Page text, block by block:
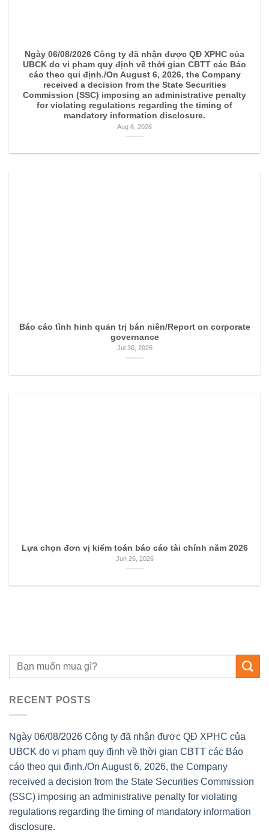
Ngày 06/08/2026 Công ty đã nhận được QĐ XPHC của
UBCK do vi pham quy định về thời gian CBTT các Báo
cáo theo qui định./On August 6, 2026, the Company
received a decision from the State Securities
Commission (SSC) imposing an administrative penalty
for violating regulations regarding the timing of
mandatory information disclosure.
Aug 6, 2026
Báo cáo tình hinh quản trị bán niên/Report on corporate
governance
Jul 30, 2026
Lựa chọn đơn vị kiểm toán báo cáo tài chính năm 2026
Jun 26, 2026
RECENT POSTS
Ngày 06/08/2026 Công ty đã nhận được QĐ XPHC của
UBCK do vi pham quy định về thời gian CBTT các Báo
cáo theo qui định./On August 6, 2026, the Company
received a decision from the State Securities Commission
(SSC) imposing an administrative penalty for violating
regulations regarding the timing of mandatory information
disclosure.